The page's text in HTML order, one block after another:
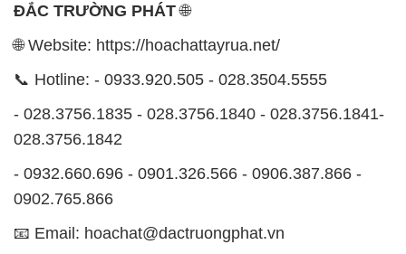
ĐẮC TRƯỜNG PHÁT🌐
🌐 Website: https://hoachattayrua.net/
📞 Hotline: - 0933.920.505 - 028.3504.5555
- 028.3756.1835 - 028.3756.1840 - 028.3756.1841-
028.3756.1842
- 0932.660.696 - 0901.326.566 - 0906.387.866 -
0902.765.866
📧 Email: hoachat@dactruongphat.vn